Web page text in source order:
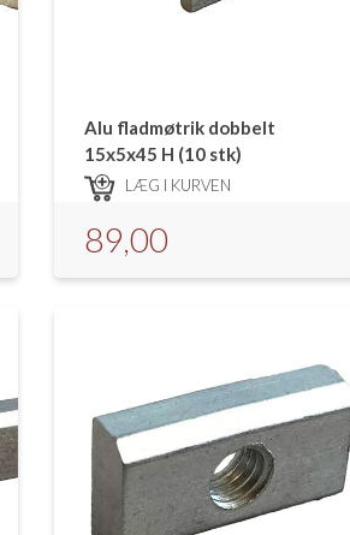
Alu fladmøtrik dobbelt
15x5x45 H (10 stk)
LÆG I KURVEN
89,00